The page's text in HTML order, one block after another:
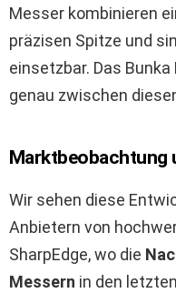
Messer kombinieren
präzisen Spitze und
einsetzbar. Das
genau zwischen
Marktbeobachtung
Wir sehen diese
Anbietern von
SharpEdge, wo die
Messern in den